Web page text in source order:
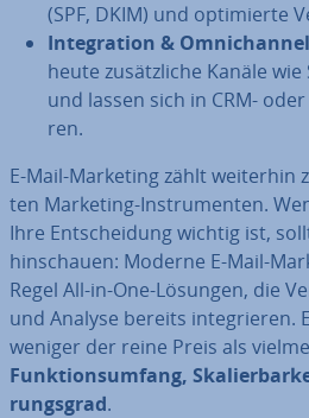
(SPF, DKIM) und op­ti­mier­te
In­te­gra­ti­on &
heute zu­sätz­li­che Kanäle
und lassen sich in CRM-
ren.
E-Mail-Marketing zählt
ten Marketing-In­stru­men­ten.
Ihre Ent­schei­dung wichtig ist,
hin­schau­en: Moderne E-Mail-
Regel All-in-One-Lösungen, die
und Analyse bereits in­te­grie­ren.
weniger der reine Preis als
Funk­ti­ons­um­fang,
rungs­grad.